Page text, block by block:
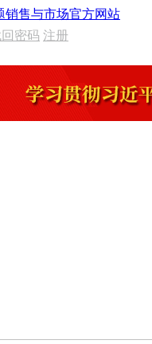
销售与市场官方网站
密码 注册